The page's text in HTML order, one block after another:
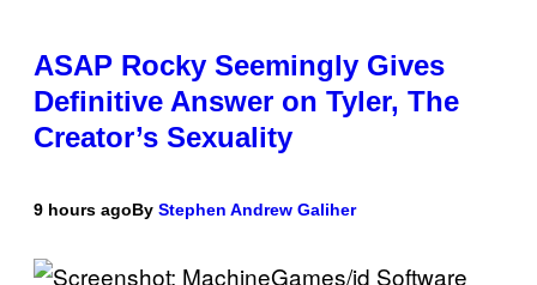
ASAP Rocky Seemingly Gives
Definitive Answer on Tyler, The
Creator’s Sexuality
9 hours agoBy Stephen Andrew Galiher